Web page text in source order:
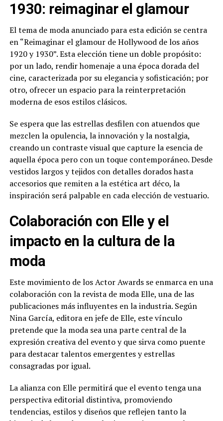
1930: reimaginar el glamour
El tema de moda anunciado para esta edición se centra
en “Reimaginar el glamour de Hollywood de los años
1920 y 1930”. Esta elección tiene un doble propósito:
por un lado, rendir homenaje a una época dorada del
cine, caracterizada por su elegancia y sofisticación; por
otro, ofrecer un espacio para la reinterpretación
moderna de esos estilos clásicos.
Se espera que las estrellas desfilen con atuendos que
mezclen la opulencia, la innovación y la nostalgia,
creando un contraste visual que capture la esencia de
aquella época pero con un toque contemporáneo. Desde
vestidos largos y tejidos con detalles dorados hasta
accesorios que remiten a la estética art déco, la
inspiración será palpable en cada elección de vestuario.
Colaboración con Elle y el
impacto en la cultura de la
moda
Este movimiento de los Actor Awards se enmarca en una
colaboración con la revista de moda Elle, una de las
publicaciones más influyentes en la industria. Según
Nina García, editora en jefe de Elle, este vínculo
pretende que la moda sea una parte central de la
expresión creativa del evento y que sirva como puente
para destacar talentos emergentes y estrellas
consagradas por igual.
La alianza con Elle permitirá que el evento tenga una
perspectiva editorial distintiva, promoviendo
tendencias, estilos y diseños que reflejen tanto la